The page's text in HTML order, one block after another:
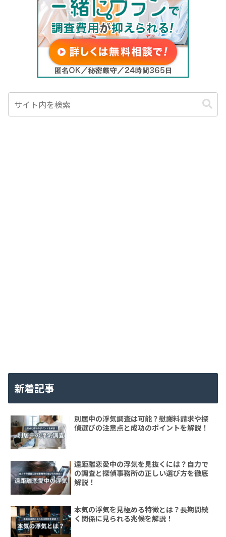
新着記事
別居中の浮気調査は可能？慰謝料請求や探
偵選びの注意点と成功のポイントを解説！
遠距離恋愛中の浮気を見抜くには？自力で
の調査と探偵事務所の正しい選び方を徹底
解説！
本気の浮気を見極める特徴とは？長期間続
く関係に見られる兆候を解説！